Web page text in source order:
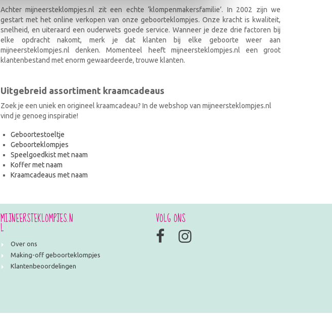
Achter mijneersteklompjes.nl zit een echte ‘klompenmakersfamilie’. In 2002 zijn we
gestart met het online verkopen van onze geboorteklompjes. Onze kracht is kwaliteit,
snelheid, en uiteraard een ouderwets goede service. Wanneer je deze drie factoren bij
elke opdracht nakomt, merk je dat klanten bij elke geboorte weer aan
mijneersteklompjes.nl denken. Momenteel heeft mijneersteklompjes.nl een groot
klantenbestand met enorm gewaardeerde, trouwe klanten.
Uitgebreid assortiment kraamcadeaus
Zoek je een uniek en origineel kraamcadeau? In de webshop van mijneersteklompjes.nl
vind je genoeg inspiratie!
Geboortestoeltje
Geboorteklompjes
Speelgoedkist met naam
Koffer met naam
Kraamcadeaus met naam
MIJNEERSTEKLOMPJES.N
L
Over ons
Making-off geboorteklompjes
Klantenbeoordelingen
VOLG ONS